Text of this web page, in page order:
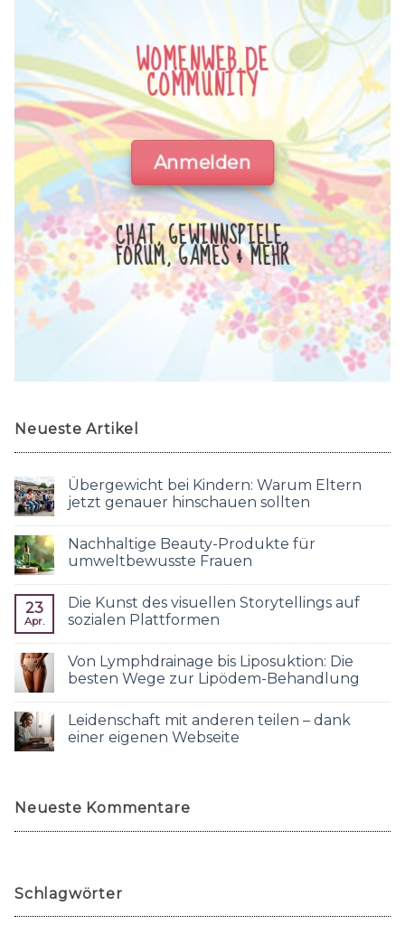
WOMENWEB.DE
COMMUNITY
Anmelden
CHAT, GEWINNSPIELE,
FORUM, GAMES & MEHR
Neueste Artikel
Übergewicht bei Kindern: Warum Eltern
jetzt genauer hinschauen sollten
Nachhaltige Beauty-Produkte für
umweltbewusste Frauen
23
Apr.
Die Kunst des visuellen Storytellings auf
sozialen Plattformen
Von Lymphdrainage bis Liposuktion: Die
besten Wege zur Lipödem-Behandlung
Leidenschaft mit anderen teilen – dank
einer eigenen Webseite
Neueste Kommentare
Schlagwörter